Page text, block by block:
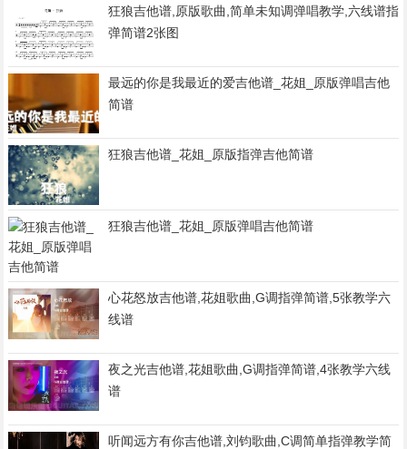
狂狼吉他谱,原版歌曲,简单未知调弹唱教学,六线谱指
弹简谱2张图
最远的你是我最近的爱吉他谱_花姐_原版弹唱吉他
简谱
狂狼吉他谱_花姐_原版指弹吉他简谱
狂狼吉他谱_花姐_原版弹唱吉他简谱
心花怒放吉他谱,花姐歌曲,G调指弹简谱,5张教学六
线谱
夜之光吉他谱,花姐歌曲,G调指弹简谱,4张教学六线
谱
听闻远方有你吉他谱,刘钧歌曲,C调简单指弹教学简